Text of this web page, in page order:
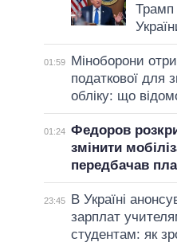
Трамп
01:59
Міноборони
податкової для
обліку: що
01:24 Федоров
змінити
передбачав
23:45
В Україні
зарплат
студентам: як